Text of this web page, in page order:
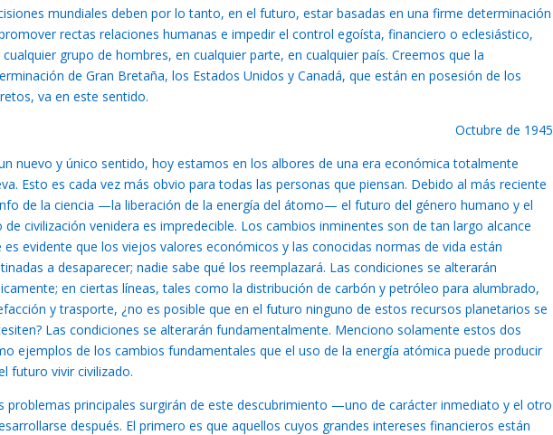
mundiales deben por lo tanto, en el futuro, estar basadas en una firme determinación
rectas relaciones humanas e impedir el control egoísta, financiero o eclesiástico,
grupo de hombres, en cualquier parte, en cualquier país. Creemos que la
de Gran Bretaña, los Estados Unidos y Canadá, que están en posesión de los
va en este sentido.
Octubre de 1945
nuevo y único sentido, hoy estamos en los albores de una era económica totalmente
Esto es cada vez más obvio para todas las personas que piensan. Debido al más reciente
de la ciencia —la liberación de la energía del átomo— el futuro del género humano y el
de civilización venidera es impredecible. Los cambios inminentes son de tan largo alcance
es evidente que los viejos valores económicos y las conocidas normas de vida están
a desaparecer; nadie sabe qué los reemplazará. Las condiciones se alterarán
en ciertas líneas, tales como la distribución de carbón y petróleo para alumbrado,
y trasporte, ¿no es posible que en el futuro ninguno de estos recursos planetarios se
Las condiciones se alterarán fundamentalmente. Menciono solamente estos dos
ejemplos de los cambios fundamentales que el uso de la energía atómica puede producir
futuro vivir civilizado.
problemas principales surgirán de este descubrimiento —uno de carácter inmediato y el otro
después. El primero es que aquellos cuyos grandes intereses financieros están